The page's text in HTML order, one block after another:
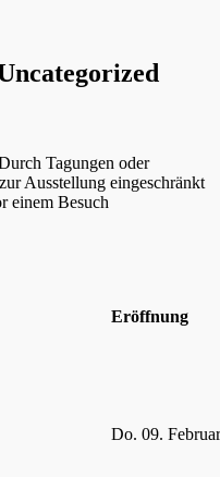
Tagungen oder
Ausstellung eingeschränkt
einem Besuch
Eröffnung
Do. 09.